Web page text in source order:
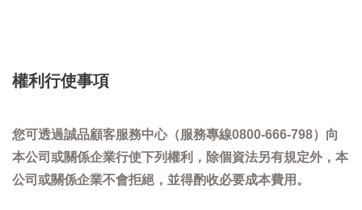
權利行使事項
您可透過誠品顧客服務中心（服務專線0800-666-798）向
本公司或關係企業行使下列權利，除個資法另有規定外，本
公司或關係企業不會拒絕，並得酌收必要成本費用。